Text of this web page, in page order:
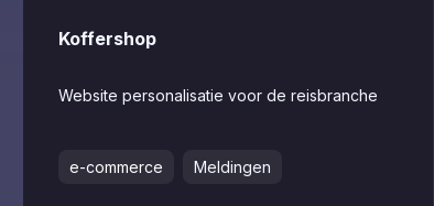
Koffershop
Website personalisatie voor de reisbranche
e-commerce Meldingen